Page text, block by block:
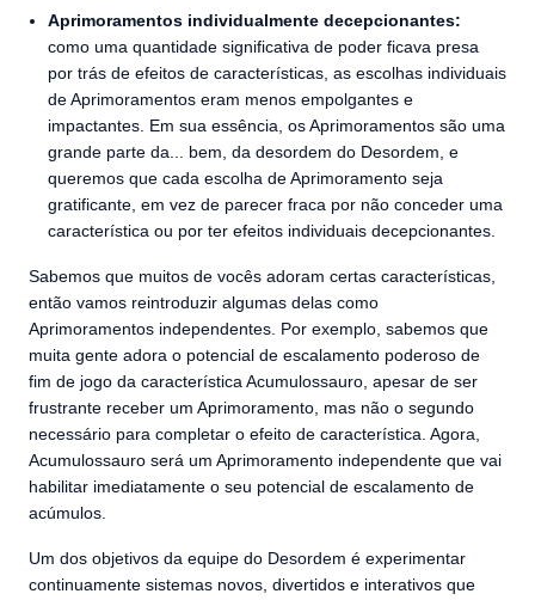
Aprimoramentos individualmente decepcionantes:
como uma quantidade significativa de poder ficava presa
por trás de efeitos de características, as escolhas individuais
de Aprimoramentos eram menos empolgantes e
impactantes. Em sua essência, os Aprimoramentos são uma
grande parte da... bem, da desordem do Desordem, e
queremos que cada escolha de Aprimoramento seja
gratificante, em vez de parecer fraca por não conceder uma
característica ou por ter efeitos individuais decepcionantes.
Sabemos que muitos de vocês adoram certas características,
então vamos reintroduzir algumas delas como
Aprimoramentos independentes. Por exemplo, sabemos que
muita gente adora o potencial de escalamento poderoso de
fim de jogo da característica Acumulossauro, apesar de ser
frustrante receber um Aprimoramento, mas não o segundo
necessário para completar o efeito de característica. Agora,
Acumulossauro será um Aprimoramento independente que vai
habilitar imediatamente o seu potencial de escalamento de
acúmulos.
Um dos objetivos da equipe do Desordem é experimentar
continuamente sistemas novos, divertidos e interativos que